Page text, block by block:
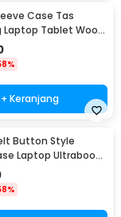
Case Tas
Laptop Tablet Wool
- DA98
+ Keranjang
Button Style
Laptop Ultrabook